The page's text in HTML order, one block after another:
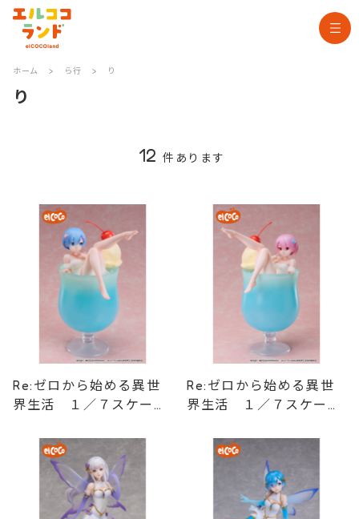
ホーム > ら行 > り
り
12 件あります
Re:ゼロから始める異世
界生活 １／７スケール
ームソーダ
Re:ゼロから始める異世
界生活 １／７スケール
ームソーダ